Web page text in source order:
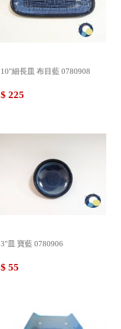
10"細長皿 布目藍 0780908
$ 225
3"皿 寶藍 0780906
$ 55